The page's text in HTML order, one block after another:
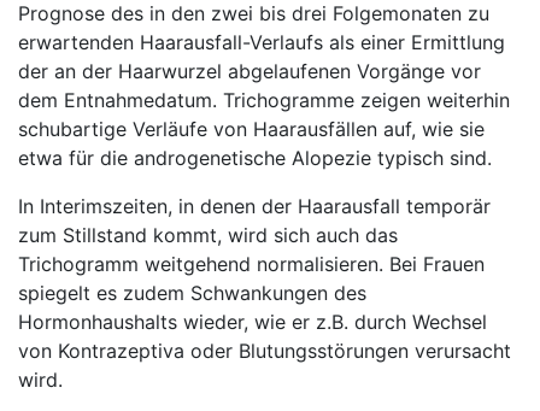
Prognose des in den zwei bis drei Folgemonaten zu
erwartenden Haarausfall-Verlaufs als einer Ermittlung
der an der Haarwurzel abgelaufenen Vorgänge vor
dem Entnahmedatum. Trichogramme zeigen weiterhin
schubartige Verläufe von Haarausfällen auf, wie sie
etwa für die androgenetische Alopezie typisch sind.
In Interimszeiten, in denen der Haarausfall temporär
zum Stillstand kommt, wird sich auch das
Trichogramm weitgehend normalisieren. Bei Frauen
spiegelt es zudem Schwankungen des
Hormonhaushalts wieder, wie er z.B. durch Wechsel
von Kontrazeptiva oder Blutungsstörungen verursacht
wird.